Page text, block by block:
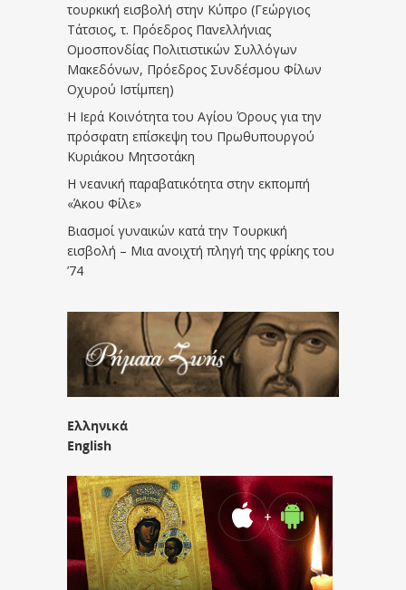
τουρκική εισβολή στην Κύπρο (Γεώργιος
Τάτσιος, τ. Πρόεδρος Πανελλήνιας
Ομοσπονδίας Πολιτιστικών Συλλόγων
Μακεδόνων, Πρόεδρος Συνδέσμου Φίλων
Οχυρού Ιστίμπεη)
Η Ιερά Κοινότητα του Αγίου Όρους για την
πρόσφατη επίσκεψη του Πρωθυπουργού
Κυριάκου Μητσοτάκη
Η νεανική παραβατικότητα στην εκπομπή
«Άκου Φίλε»
Βιασμοί γυναικών κατά την Τουρκική
εισβολή – Μια ανοιχτή πληγή της φρίκης του
’74
Ελληνικά
English